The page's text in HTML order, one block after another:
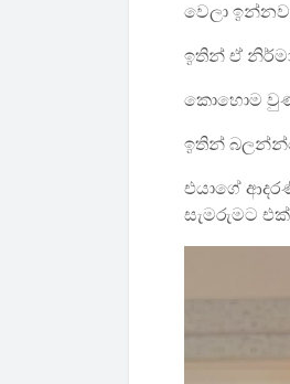
වෙලා
ඉතින් ඒ
කොහොම
ඉතින්
එයාගේ
සැමරුමට